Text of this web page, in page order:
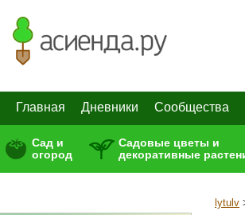
Главная Дневники Сообщества
Сад и
огород
Садовые цветы и
декоративные
lytulv